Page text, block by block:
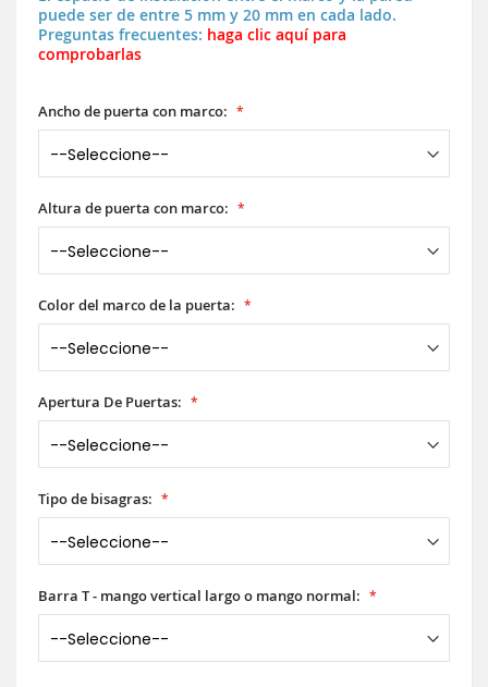
puede ser de entre 5 mm y 20 mm en cada lado.
Preguntas frecuentes: haga clic aquí para
comprobarlas
Ancho de puerta con marco:
Altura de puerta con marco:
Color del marco de la puerta:
Apertura De Puertas:
Tipo de bisagras:
Barra T - mango vertical largo o mango normal: